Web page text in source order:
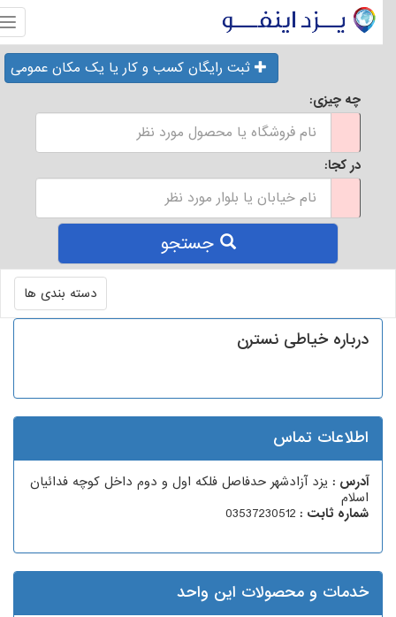
منو
ثبت رایگان کسب و کار یا یک مکان عمومی
چه چیزی:
در کجا:
جستجو
Toggle
navigation
دسته بندی ها
درباره خیاطی نسترن
اطلاعات تماس
آدرس :یزد آزادشهر حدفاصل فلکه اول و دوم داخل کوچه فدائیان
اسلام
شماره ثابت :03537230512
خدمات و محصولات این واحد